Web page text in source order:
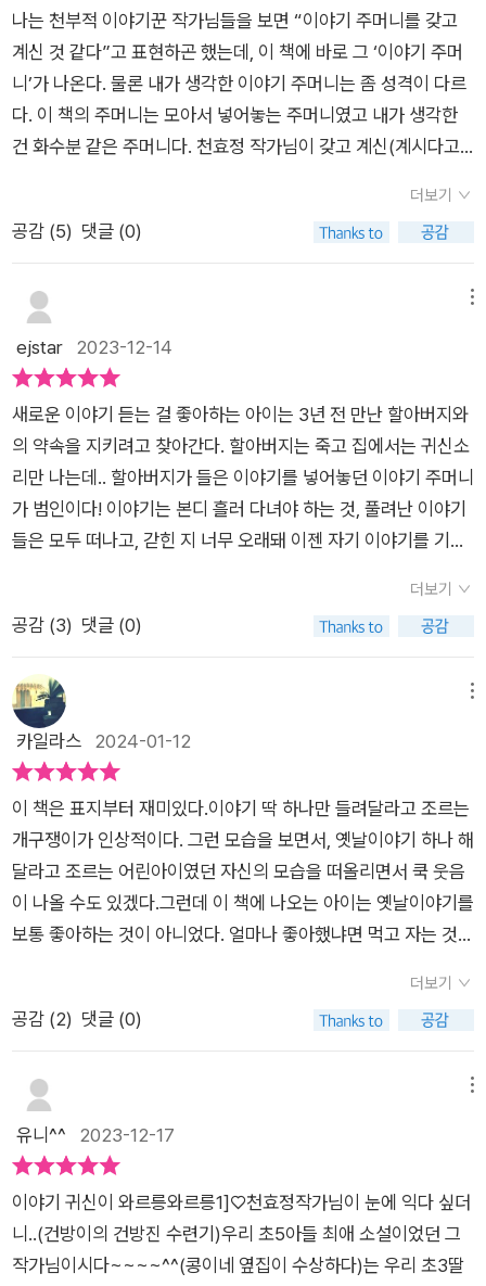
운 이야기들이 와르릉와르릉 쏟아질 것이다. ■ 여섯 이야기 미리
보기 첫 번째 이야기 「세상에서 제일 운 없는 사내」 어떤 사내가
운이 참 없어. 그런데 찬찬히 따져 보면 운이 참 좋단 말이지.
“응? 운이 좋다는 거야, 나쁘다는 거야?” 두 번째 이야기 「신기한
대나무 베개」 천하태평 잠보가 소나무 베개를 만들었소. 참나무
굴에 연약하고 가련한 소녀가 잡혀 갔다는 슬픈 이야기가 있어....
“흠. 심하게 옛날 느낌인데 어떡하지.” 네 번째 이야기 「청백리네
강아지」 어느 나라가 개판이었어. 개가 많아서 개판. 그리고 임금
도 나오는데... 더는 기억이 안 나. “일단, 개를 주인공으로 해 보
자고.” 다섯 번째 이야기 「백두산 평평도사」 옛날에 평평도사가
살았는데 평평도사가 평평도술을 부려서 온 세상이 평평해졌대.
끝! “그렇군. 근데 왜 이렇게 재미가 없지?” 여섯 번째 이야기 「천
하무적 싸리동자」 마당을 잘 쓰는 사람이 있었는데, 그냥 잘 쓰는
게 아니라 완전 대박 잘 쓸었거든! “그래? 재주치고는 좀 시시한
데.”
초근초근 졸라 대었지.벌써 몇 년 전 일이구나. 한번은 아이가 어
떤 집 앞을 지나다 모르는 영감을 만났거든. 아이는 언제나처럼
'아는 이야기 하나만 들려주오.' 말을 붙일 참이었지. 그런데 영감
이 먼저, '아는 이야기 하나만 들려줘잉.' 하더란다.이야기 좋아하
는 아이가 하룻밤 새 뚝딱 고친 신기하고 재미난 이야기들을 지금
부터 살짝 엿들어 볼까?​​옛날 옛날에 운 없는 사내가 있었다.그래
도 하루는 운이 좋기라도 해야 하는데 말그대로 운이 전혀 없었기
유일한 취미인 돌을 구경하는데 시간을 보냈다.그러던 어느 날 사
람들이 모여 있기에 호기심에 가보니 뽑기장수가 구경꾼들에게
제비를 돌리고 있었다.'애들은 가라, 애들은 가! 어른은 와라, 어른
은 와!'1등이 되는 한 명에게는 쌀 한 가마니가 주어지는 뽑기였
다.막상 보니 흥미가 떨어져 사내가 가려는 순간, 누군가 뽑기장
수에게 물었다.'꽝도 있소?''그럼요. 꽝 상품은 돌멩이입지요.'꽝
상품이 돌멩이라는 말에 어쩌면 신기한 돌멩이를 얻을 수 있단 생
각에 사내는 참여하게 되었는데, 이럴 수가!그가 바로 1등 상품인
쌀 한 가마니를 얻게 된 것이었다.모두가 부러워하지만 한여름에
상을 지을 수밖에 없었다.'나는 왜 이렇게 운이 없을까!'가는 길에
냇가를 만나 세수도 할 겸 냇가 바닥에 있는 돌을 찬찬히 보던 도
중에, 이럴 수가!그가 금덩이를 집게 된 것이었다.모두가 입을 모
아 부러워하니 사내는 서둘러 집으로 오게 된다.고민에 빠졌던 그
는 금덩이를 팔아 돌밭을 사게 되고 돌을 캐려고 곡괭이질을 하는
데, 이럴 수가!그가 진귀한 보물이 가득한 커다란 항아리를 발견
데 진돗개가 춤을 추는 재주를 가지고 있어 집을 지키기는 커녕
구경꾼들을 부르고 있지 않은가.어느 날, 사내는 진돗개와 함께
호랑이가 출몰한다는 깊은 산속을 지나가고 있었는데 의지가 전
혀 되지 않으니 앞에 자루를 짊어지고 가는 장정을 부르며 같이
가자고 조르게 된다.사내는 의지가 될까 싶어 장정과 함께 가려는
데 진돗개가 컹컹 대며 장정을 향해 짖으니 장정은 미친듯이 뛰어
가기 시작했다.그때 어흥하는 소리와 함께 비명이 들려 사내의 가
장정은 없었다.다만 장정이 짊어지었던 자루만 덩그러니 남아 열
어보려는데, 이럴 수가!한 여인이 있지 않은가! 그것도 이 나라의
하나밖에 없는 공주님이라는 사실!결국 사내는 임금의 뒤를 이어
새 임금이 되었는데 끝나도 끝나지 않은 일들 뿐이니 한숨만 푹푹
내쉴 뿐이었다.그러다 풀밭을 걷던 도중에 개똥을 밟아 넘어지게
되었고 임금이 몸을 일으키며 팔짝팔짝 뛰기 시작했다.'이렇게 운
이 좋을 수가!''전부터 요런 돌을 꼭 하나 갖고 싶었거든. 개똥에
나는 천부적 이야기꾼 작가님들을 보면 “이야기 주머니를 갖고
계신 것 같다”고 표현하곤 했는데, 이 책에 바로 그 ‘이야기 주머
니’가 나온다. 물론 내가 생각한 이야기 주머니는 좀 성격이 다르
다. 이 책의 주머니는 모아서 넣어놓는 주머니였고 내가 생각한
건 화수분 같은 주머니다. 천효정 작가님이 갖고 계신(계시다고
력을 깎아내리고 싶은 게 아니고, 정말 아무나 가질 수 없는 서사
력이라서 그렇다. 타고난 이야기꾼! 벌써 10년이 지났나? 싶은
작가님의 첫 수상작, 삼백이 시리즈와 느낌이 비슷하면서도 전혀
새로운 이런 작품이 또 나올 수 있다는 사실이 신기하고도 반갑
전혀 식지 않았는데, 거기에 이 ‘이야기 귀신’ 이야기까지 가세.
나는 ‘그럴듯한 설정 만들기’다. 이야기에 빠지게 되는 설정을 정
말 기가 막히게 만든다. 뼈대를 세우는 이것부터 너무 잘하시니
기본부터 먹고 들어가는 거다. 삼백이 때도 그렇더니만, 이 책도
그러네. 옛날 옛날에 밥보다 이야기를 더 좋아하는 아이가 있었
다. (여자아이로 나와서 더 좋았다. 균형이 맞는 느낌) 이야기를
갈구하는 이 아이가 안 가본 곳, 안 들어본 이야기가 없어 세상 사
는 재미가 없던 차에, 예전에 인연이 있던 영감의 집에 찾아갔다
그 집은 흉가가 되었지만 아이는 알아낸다. 그 보따리엔 세상으로
나가고 싶은 이야기 귀신들이 갇혀 있다고. 아이는 보따리를 풀어
이야기들을 훌훌 날려 보내준다. 그런데 여섯 이야기가 날지 못하
고 빌빌대는 것이다. 사연인즉, 너무 웃겨.ㅎㅎㅎ“우린 너무 오래
갇혀 있는 바람에 본모습을 잃었소.” “우리조차 우리가 무슨 이야
기였는지 기억이 가물가물하니 누가 우릴 알아보겠소.” 바로 이
거다! 이제 여기에서 이야기가 시작되는 거야. 아이가 만들어 나
가는 이야기. 빌빌이들이 겨우 기억하는 부분을 어눌하게 말하면
야무진 아이는 딱딱 정리하고 빈 부분을 채워 새로운 이야기로 만
다. 이건 그냥 살아있는 교재야! 난 아이들과 이야기만들기 수업
하는 걸 아주 좋아하는데 한 가지 소스 추가! 주인공과 동시에 이
야기를 만들어보는 것이다. 빌빌이들 이야기까지만 딱 읽고, 각자
이야기를 만들고 발표한 후에 책을 이어서 읽어보는 거지. 물론
아이들은 작가님과 너무 비교되는 자신들의 결과물에 비명을 지
드물게 반짝거리는 보물을 발견할 때도 있거든.^^ 하여간에 설
정은 그렇고, 설정만으로도 너무 재밌었는데 이어지는 세 편의 이
야기 또한 흡인력이 대단하다. 그냥 입맛이 짭짭 다셔지는 감칠
더보기
공감 (5) 댓글 (0)
ejstar 2023-12-14
새로운 이야기 듣는 걸 좋아하는 아이는 3년 전 만난 할아버지와
의 약속을 지키려고 찾아간다. 할아버지는 죽고 집에서는 귀신소
리만 나는데.. 할아버지가 들은 이야기를 넣어놓던 이야기 주머니
가 범인이다! 이야기는 본디 흘러 다녀야 하는 것, 풀려난 이야기
들은 모두 떠나고, 갇힌 지 너무 오래돼 이젠 자기 이야기를 기억
다.'신기한 대나무 베개'에는 <삼백이의 칠일장>에 나온 캐릭터
들이 등장! 아이가 얼마나 반가워했는지 모른다. '너무 심하게 옛
날 느낌인데? 몰랐어? 지금 소녀들은 하나도 안 연약하거든.' 아
이에 의해 최신버전으로 업데이트된 재미난 이야기들이 뜨악하
게 하고, 미소 짓게 만들며 한권을 뚝딱 읽어내게 한다.
더보기
공감 (3) 댓글 (0)
카일라스 2024-01-12
이 책은 표지부터 재미있다.​​이야기 딱 하나만 들려달라고 조르는
개구쟁이가 인상적이다. ​​그런 모습을 보면서, 옛날이야기 하나 해
달라고 조르는 어린아이였던 자신의 모습을 떠올리면서 쿡 웃음
이 나올 수도 있겠다.​​그런데 이 책에 나오는 아이는 옛날이야기를
보통 좋아하는 것이 아니었다. ​​얼마나 좋아했냐면 먹고 자는 것보
기만 하면, '이야기 하나만 들려주오.' 초근초근 졸라 댔다고 하는
데, 과연 이 아이에게 무슨 일이 일어났을까?​​이 책 《이야기 귀신
가 본다. ​​​이야기를 아주 좋아하는 아이가 어느 할아버지를 만났
다. ​​그 할아버지 또한 이야기를 좋아하는데, 아이를 만나자마자
먼저 이야기를 해달라고 조르는 것이 아닌가.​​그리고 그 이야기를
아이는 자신에게도 이야기를 하나 해달라며 졸랐지만, 한번 들어
간 이야기는 절대 나오는 법이 없다며 거절했다.​​하지만 수수께끼
를 풀면 이야기를 들려주겠다고 약속했는데, 과연 아이는 수수께
더보기
공감 (2) 댓글 (0)
유니^^ 2023-12-17
이야기 귀신이 와르릉와르릉1]♡천효정작가님이 눈에 익다 싶더
니..(건방이의 건방진 수련기)우리 초5아들 최애 소설이었던 그
작가님이시다~~~~^^(콩이네 옆집이 수상하다)는 우리 초3딸